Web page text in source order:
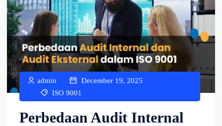
admin
December 19, 2025
ISO 9001
Perbedaan Audit Internal